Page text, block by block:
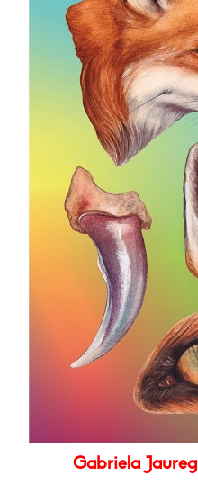
Gabriela